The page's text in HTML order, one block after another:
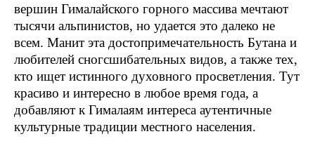
вершин Гималайского горного массива мечтают
тысячи альпинистов, но удается это далеко не
всем. Манит эта достопримечательность Бутана и
любителей сногсшибательных видов, а также тех,
кто ищет истинного духовного просветления. Тут
красиво и интересно в любое время года, а
добавляют к Гималаям интереса аутентичные
культурные традиции местного населения.